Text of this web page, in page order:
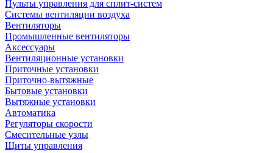
Пульты управления для сплит-систем
Системы вентиляции воздуха
Вентиляторы
Промышленные вентиляторы
Аксессуары
Вентиляционные установки
Приточные установки
Приточно-вытяжные
Бытовые установки
Вытяжные установки
Автоматика
Регуляторы скорости
Смесительные узлы
Щиты управления